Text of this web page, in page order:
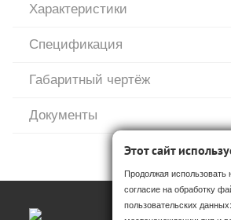
Характеристики
Спецификация
Габаритный чертёж
Документы
Этот сайт
Продолжая использовать
согласие на обработку
пользовательских